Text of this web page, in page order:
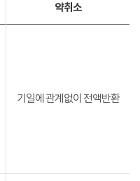
약취소
기일에 관계없이 전액반환